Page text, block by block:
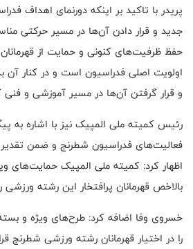
پریدر با تاکید بر اینکه دورنمای اهداف
جدید و قرار دادن آن‌ها در مسیر حرکتی
حفظ ظرفیت‌های کنونی و حمایت از
اولویت اصلی فدراسیون است و در کنار آن
و قرار گرفتن آن‌ها در مسیر آموزشی و
رئیس کمیته ملی المپیک نیز با اشاره به
فعالیت‌های فدراسیون شطرنج و ضمن تقدیر
اظهار کرد: کمیته ملی المپیک حمایت‌های
بالاخص قهرمانان پرافتخار این رشته ورزشی
خسروی وفا اضافه کرد: طرح‌های ویژه و
را در اختیار قهرمانان رشته ورزشی شطرنج